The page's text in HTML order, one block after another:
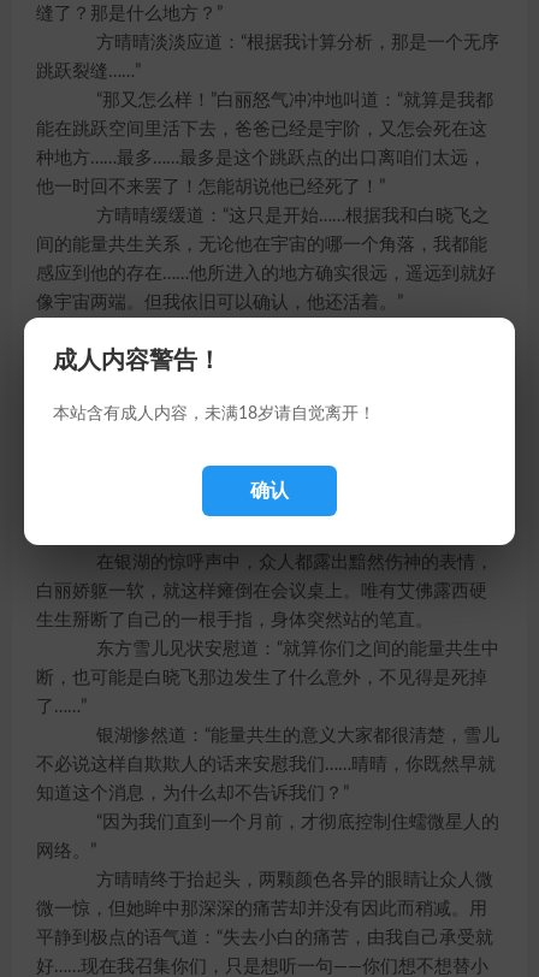
成人内容警告！
本站含有成人内容，未满18岁请自觉离开！
确认
缝了？那是什么地方？”
方晴晴淡淡应道：“根据我计算分析，那是一个无序
跳跃裂缝……”
“那又怎么样！”白丽怒气冲冲地叫道：“就算是我都
能在跳跃空间里活下去，爸爸已经是宇阶，又怎会死在这
种地方……最多……最多是这个跳跃点的出口离咱们太远，
他一时回不来罢了！怎能胡说他已经死了！”
方晴晴缓缓道：“这只是开始……根据我和白晓飞之
间的能量共生关系，无论他在宇宙的哪一个角落，我都能
感应到他的存在……他所进入的地方确实很远，遥远到就好
像宇宙两端。但我依旧可以确认，他还活着。”
方晴晴道：“进入跳跃点后，又过了十七年，我始终
息……直到三年前……”
“我们之间的能量共生关系……中断了……”
在银湖的惊呼声中，众人都露出黯然伤神的表情，
白丽娇躯一软，就这样瘫倒在会议桌上。唯有艾佛露西硬
生生掰断了自己的一根手指，身体突然站的笔直。
东方雪儿见状安慰道：“就算你们之间的能量共生中
断，也可能是白晓飞那边发生了什么意外，不见得是死掉
了……”
银湖惨然道：“能量共生的意义大家都很清楚，雪儿
不必说这样自欺欺人的话来安慰我们……晴晴，你既然早就
知道这个消息，为什么却不告诉我们？”
“因为我们直到一个月前，才彻底控制住蠕微星人的
网络。”
方晴晴终于抬起头，两颗颜色各异的眼睛让众人微
微一惊，但她眸中那深深的痛苦却并没有因此而稍减。用
平静到极点的语气道：“失去小白的痛苦，由我自己承受就
好……现在我召集你们，只是想听一句——你们想不想替小